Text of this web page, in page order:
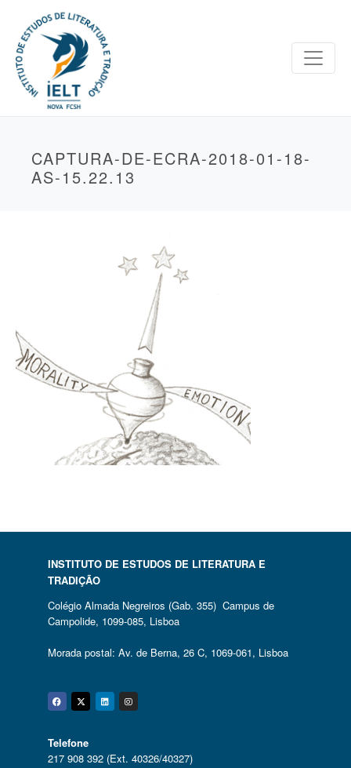
CAPTURA-DE-ECRA-2018-01-18-
AS-15.22.13
INSTITUTO DE ESTUDOS DE LITERATURA E
TRADIÇÃO
Colégio Almada Negreiros (Gab. 355) Campus de
Campolide, 1099-085, Lisboa
Morada postal: Av. de Berna, 26 C, 1069-061, Lisboa
Facebook
Twitter
Linkedin
Instagram
Telefone
217 908 392 (Ext. 40326/40327)